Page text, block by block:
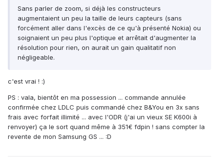
Sans parler de zoom, si déjà les constructeurs
augmentaient un peu la taille de leurs capteurs (sans
forcément aller dans l'excès de ce qu'à présenté Nokia) ou
soignaient un peu plus l'optique et arrêtait d'augmenter la
résolution pour rien, on aurait un gain qualitatif non
négligeable.
c'est vrai ! :)
PS : vala, bientôt en ma possession ... commande annulée
confirmée chez LDLC puis commandé chez B&You en 3x sans
frais avec forfait illimité ... avec l'ODR (j'ai un vieux SE K600i à
renvoyer) ça le sort quand même à 351€ fdpin ! sans compter la
revente de mon Samsung GS ... :D